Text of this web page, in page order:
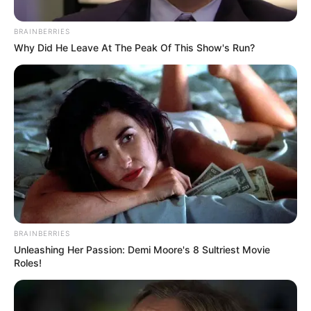
Cortesía Policía Metropolitana
El homicidio tuvo lugar el pasado 3 de febrero de 2026 en
el barrio El Nazareno.
Por:Ruby Villarreal Julio
Junio 5, 2026
BRAINBERRIES
Why Did He Leave At The Peak Of This Show's Run?
BRAINBERRIES
Unleashing Her Passion: Demi Moore's 8 Sultriest Movie
Roles!